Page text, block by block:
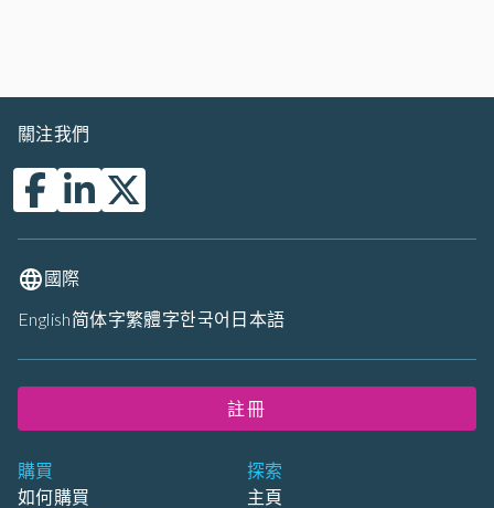
購買
如何購買
探索
主頁
關注我們
國際
English简体字繁體字한국어 日本語
註冊